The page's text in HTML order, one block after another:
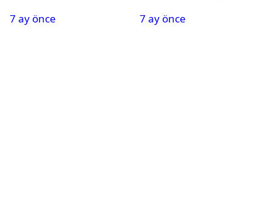
7 ay önce
Tatil
7 ay önce